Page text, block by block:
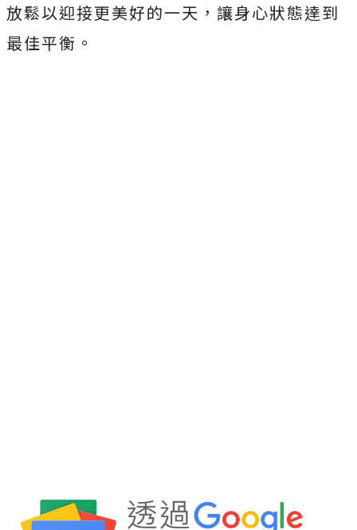
放鬆以迎接更美好的一天，讓身心狀態達到
最佳平衡。